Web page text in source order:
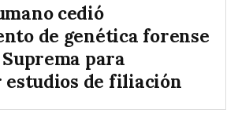
cedió
de genética forense
para
de filiación